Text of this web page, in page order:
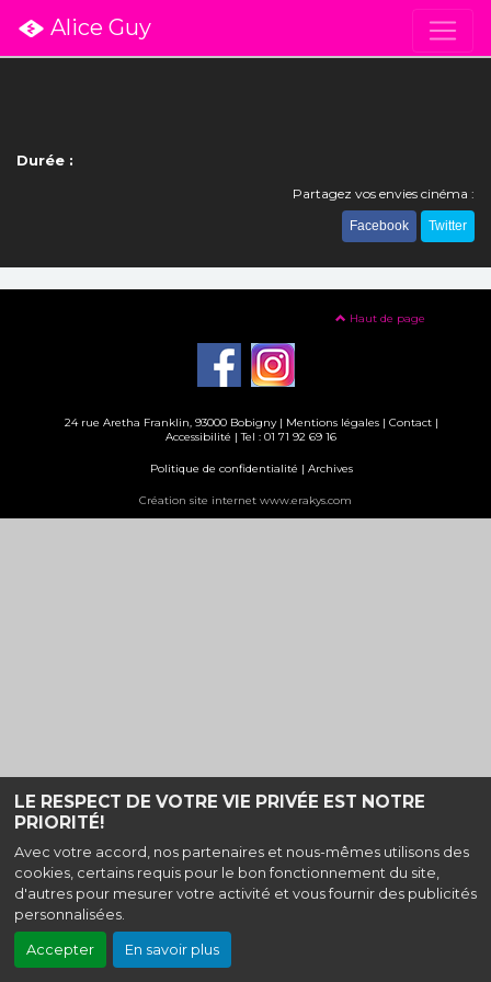
LE RESPECT DE VOTRE VIE PRIVÉE EST NOTRE
PRIORITÉ!
Avec votre accord, nos partenaires et nous-mêmes utilisons des
cookies, certains requis pour le bon fonctionnement du site,
d'autres pour mesurer votre activité et vous fournir des publicités
personnalisées.
Accepter En savoir plus
Alice Guy
Durée :
Partagez vos envies cinéma :
Facebook Twitter
Haut de page
24 rue Aretha Franklin, 93000 Bobigny | Mentions légales| Contact|
Accessibilité | Tel : 01 71 92 69 16
Politique de confidentialité | Archives
Création site internet www.erakys.com